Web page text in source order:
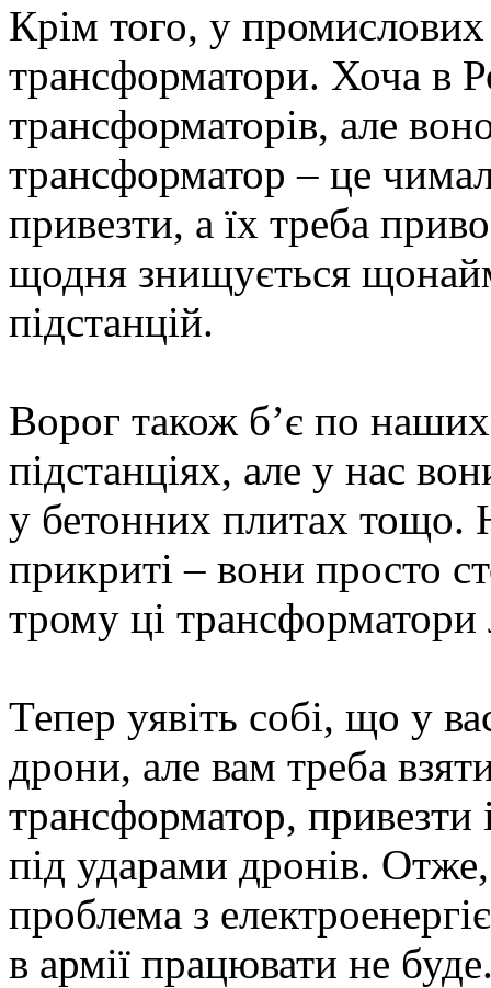
Крім того, у
трансформатори. Хоча в
трансформаторів, але
трансформатор – це
привезти, а їх треба
щодня знищується
підстанцій.
Ворог також б’є по
підстанціях, але у нас
у бетонних плитах тощо.
прикриті – вони просто
трому ці
Тепер уявіть собі, що у
дрони, але вам треба
трансформатор, привезти
під ударами дронів.
проблема з
в армії працювати не